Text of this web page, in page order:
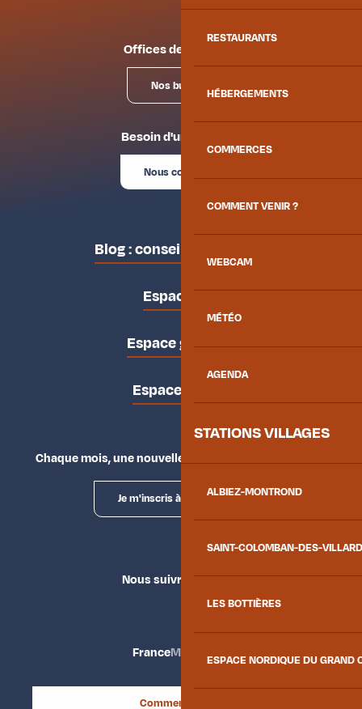
RESTAURANTS
HÉBERGEMENTS
COMMERCES
COMMENT VENIR ?
WEBCAM
MÉTÉO
AGENDA
STATIONS VILLAGES
ALBIEZ-MONTROND
SAINT-COLOMBAN-DES-
LES BOTTIÈRES
ESPACE NORDIQUE DU GRAND
Offices de tourisme
Nos bureaux
Besoin d'un conseil ?
Nous contacter
Blog : conseils des locaux
Espace pro
Espace groupes
Espace presse
Chaque mois, une nouvelle façon d'explorer la vallée.
Je m'inscris à la newsletter
Nous suivre
FranceMaurienne
Comment venir ?